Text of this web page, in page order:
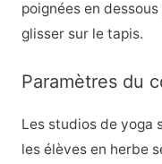
poignées en
glisser sur le tapis.
Paramètres du
Les studios de yoga
les élèves en herbe